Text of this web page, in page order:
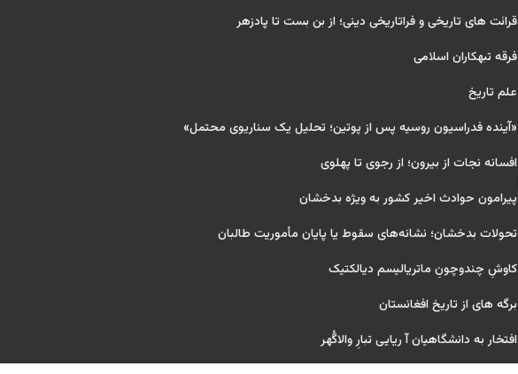
قرائت های تاریخی و فراتاریخی دینی؛ از بن بست تا پادزهر
فرقه تبهکاران اسلامی
علم تاریخ
«آینده فدراسیون روسیه پس از پوتین؛ تحلیل یک سناریوی محتمل»
افسانه نجات از بیرون؛ از رجوی تا پهلوی
پیرامون حوادث اخیر کشور به ویژه بدخشان
تحولات بدخشان؛ نشانه‌های سقوط یا پایان مأموریت طالبان
کاوشِ چندو‌چونِ ماتریالیسم دیالکتیک
برگه های از تاریخ افغانستان
افتخار به دانشگاهیان آ ریایی تبارِ والاگُهر